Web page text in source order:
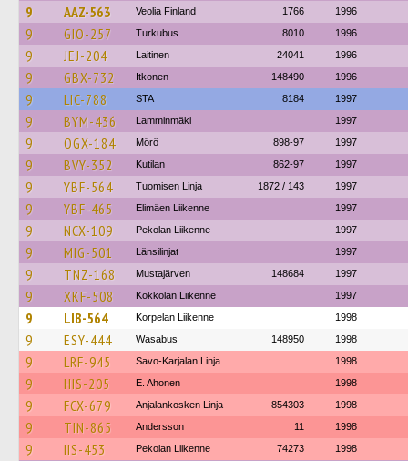
9 AAZ-563 Veolia Finland 1766 1996
9 GIO-257 Turkubus 8010 1996
9 JEJ-204 Laitinen 24041 1996
9 GBX-732 Itkonen 148490 1996
9 LIC-788 STA 8184 1997
9 BYM-436 Lamminmäki 1997
9 OGX-184 Mörö 898-97 1997
9 BVY-352 Kutilan 862-97 1997
9 YBF-564 Tuomisen Linja 1872 / 143 1997
9 YBF-465 Elimäen Liikenne 1997
9 NCX-109 Pekolan Liikenne 1997
9 MIG-501 Länsilinjat 1997
9 TNZ-168 Mustajärven 148684 1997
9 XKF-508 Kokkolan Liikenne 1997
9 LIB-564 Korpelan Liikenne 1998
9 ESY-444 Wasabus 148950 1998
9 LRF-945 Savo-Karjalan Linja 1998
9 HIS-205 E. Ahonen 1998
9 FCX-679 Anjalankosken Linja 854303 1998
9 TIN-865 Andersson 11 1998
9 IIS-453 Pekolan Liikenne 74273 1998